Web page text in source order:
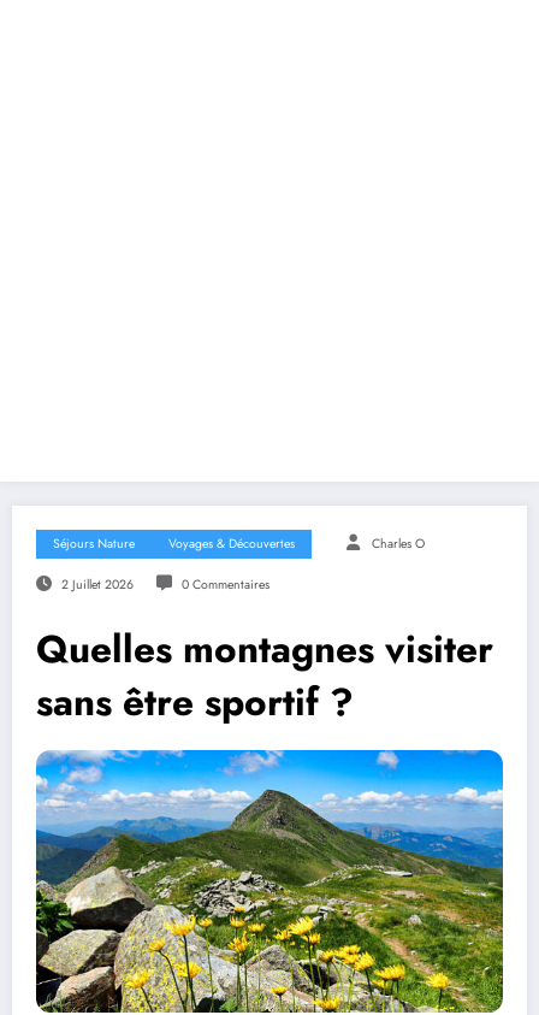
Séjours Nature Voyages & Découvertes Charles O
2 Juillet 2026 0 Commentaires
Quelles montagnes visiter
sans être sportif ?